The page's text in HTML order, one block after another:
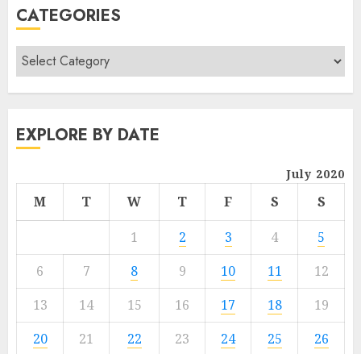
CATEGORIES
EXPLORE BY DATE
July 2020
M T W T F S
S
1
2 3 4
5
6
7 8 9 10 11
12
13
14 15 16 17 18
19
20
21 22 23 24 25
26